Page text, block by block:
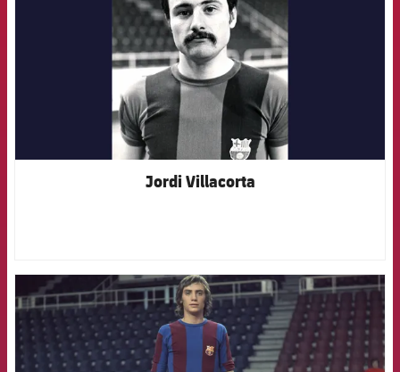
Jordi Villacorta
FCB Barcelona badge